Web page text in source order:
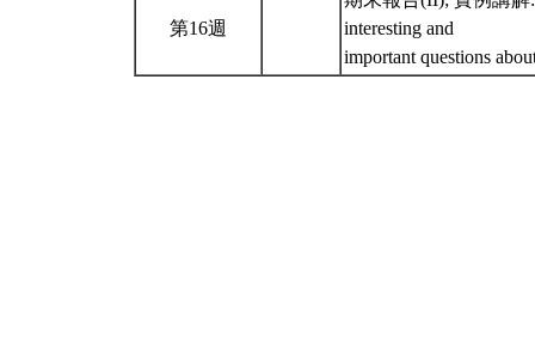
第16週
interesting and
important questions